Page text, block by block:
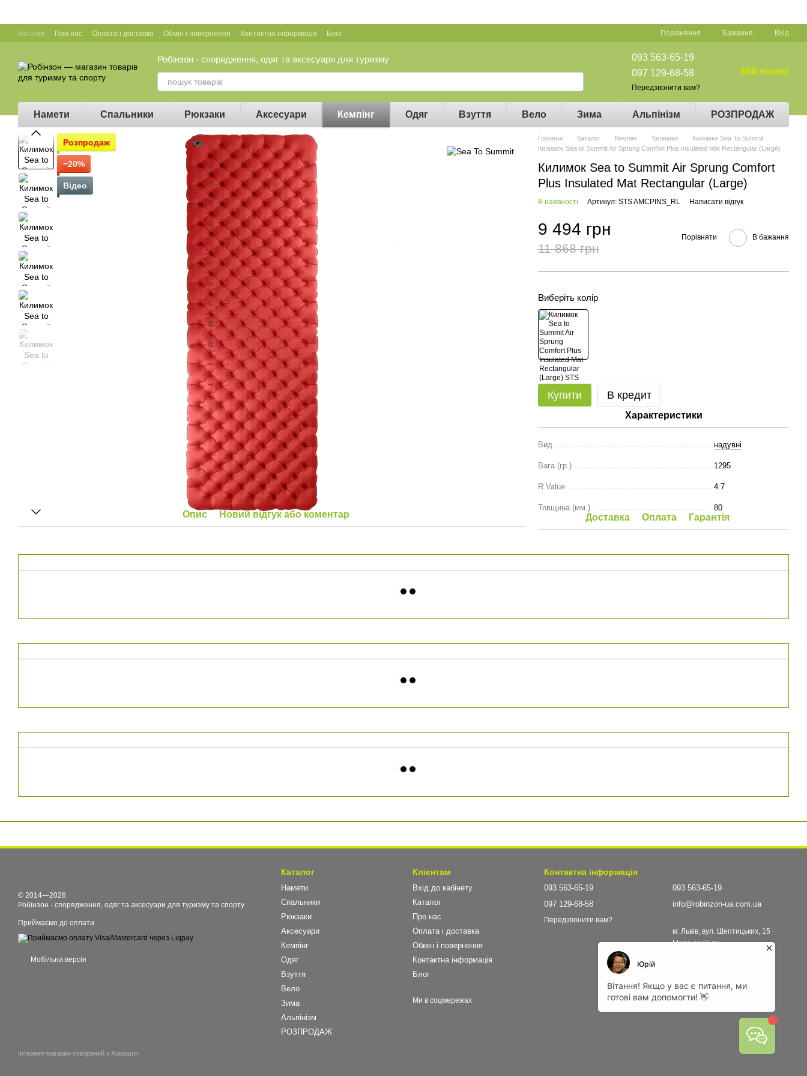
Каталог Про нас Оплата і доставка Обмін і повернення Контактна інформація Блог Порівняння Бажання Вхід
Робінзон - спорядження, одяг та аксесуари для туризму
093 563-65-19
097 129-68-58
Передзвонити вам?
Мій кошик
Намети Спальники Рюкзаки Аксесуари Кемпінг Одяг Взуття Вело Зима Альпінізм РОЗПРОДАЖ
Розпродаж
−20%
Відео
Опис Новий відгук або коментар
Головна Каталог Кемпінг Килимки
Килимки Sea To Summit
Килимок Sea to Summit Air Sprung Comfort Plus Insulated Mat Rectangular (Large)
Килимок Sea to Summit Air Sprung Comfort
Plus Insulated Mat Rectangular (Large)
В наявності Артикул: STS AMCPINS_RL Написати відгук
9 494 грн
11 868 грн
Порівняти В бажання
Виберіть колір
Купити В кредит
Характеристики
Вид надувні
Вага (гр.) 1295
R Value 4.7
Товщина (мм.) 80
Доставка Оплата Гарантія
© 2014—2026
Робінзон - спорядження, одяг та аксесуари для туризму та спорту
Приймаємо до оплати
Мобільна версія
Інтернет-магазин створений з Хорошоп
Каталог
Намети
Спальники
Рюкзаки
Аксесуари
Кемпінг
Одяг
Взуття
Вело
Зима
Альпінізм
РОЗПРОДАЖ
Клієнтам
Вхід до кабінету
Каталог
Про нас
Оплата і доставка
Обмін і повернення
Контактна інформація
Блог
Ми в соцмережах
Контактна інформація
093 563-65-19
097 129-68-58
Передзвонити вам?
093 563-65-19
info@robinzon-ua.com.ua
м. Львів, вул. Шептицьких, 15
Мапа проїзду